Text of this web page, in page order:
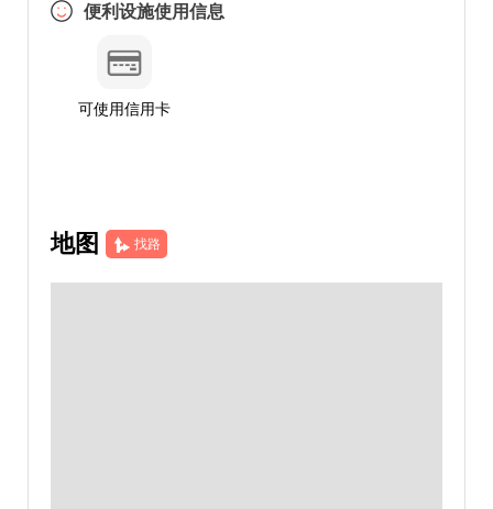
便利设施使用信息
可使用信用卡
地图 找路